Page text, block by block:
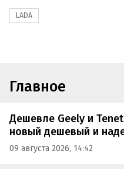
LADA
Главное
Дешевле Geely и
новый дешевый и
09 августа 2026, 14:42